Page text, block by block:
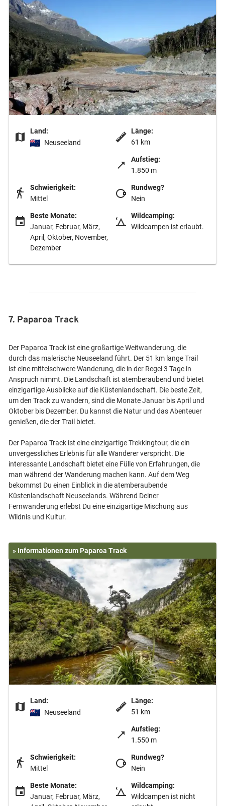
Land:
Neuseeland
Länge:
61 km
Aufstieg:
1.850 m
Schwierigkeit:
Mittel
Rundweg?
Nein
Beste Monate:
Januar, Februar, März,
April, Oktober, November,
Dezember
Wildcamping:
Wildcampen ist erlaubt.
7. Paparoa Track
Der Paparoa Track ist eine großartige Weitwanderung, die
durch das malerische Neuseeland führt. Der 51 km lange Trail
ist eine mittelschwere Wanderung, die in der Regel 3 Tage in
Anspruch nimmt. Die Landschaft ist atemberaubend und bietet
einzigartige Ausblicke auf die Küstenlandschaft. Die beste Zeit,
um den Track zu wandern, sind die Monate Januar bis April und
Oktober bis Dezember. Du kannst die Natur und das Abenteuer
genießen, die der Trail bietet.
Der Paparoa Track ist eine einzigartige Trekkingtour, die ein
unvergessliches Erlebnis für alle Wanderer verspricht. Die
interessante Landschaft bietet eine Fülle von Erfahrungen, die
man während der Wanderung machen kann. Auf dem Weg
bekommst Du einen Einblick in die atemberaubende
Küstenlandschaft Neuseelands. Während Deiner
Fernwanderung erlebst Du eine einzigartige Mischung aus
» Informationen zum Paparoa Track
Land:
Neuseeland
Länge:
51 km
Aufstieg:
1.550 m
Schwierigkeit:
Mittel
Rundweg?
Nein
Beste Monate:
Januar, Februar, März,
Wildcamping:
Wildcampen ist nicht